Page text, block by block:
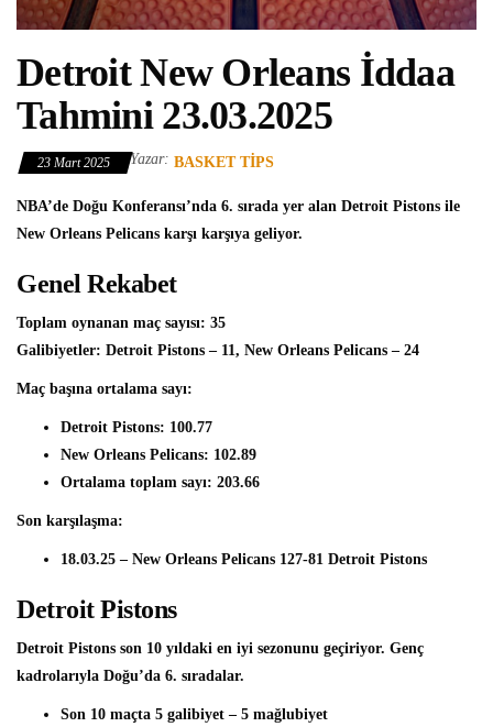
Detroit New Orleans İddaa
Tahmini 23.03.2025
23 Mart 2025 Yazar: BASKET TIPS
NBA’de Doğu Konferansı’nda 6. sırada yer alan Detroit Pistons ile
New Orleans Pelicans karşı karşıya geliyor.
Genel Rekabet
Toplam oynanan maç sayısı: 35
Galibiyetler: Detroit Pistons – 11, New Orleans Pelicans – 24
Maç başına ortalama sayı:
Detroit Pistons: 100.77
New Orleans Pelicans: 102.89
Ortalama toplam sayı: 203.66
Son karşılaşma:
18.03.25 – New Orleans Pelicans 127-81 Detroit Pistons
Detroit Pistons
Detroit Pistons son 10 yıldaki en iyi sezonunu geçiriyor. Genç
kadrolarıyla Doğu’da 6. sıradalar.
Son 10 maçta 5 galibiyet – 5 mağlubiyet